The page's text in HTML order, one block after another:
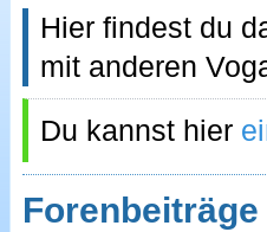
Hier findest du
mit anderen
Du kannst hier
Forenbeiträge